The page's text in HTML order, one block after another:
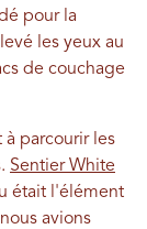
pour la
les yeux au
de couchage
parcourir les
Sentier White
était l'élément
avions